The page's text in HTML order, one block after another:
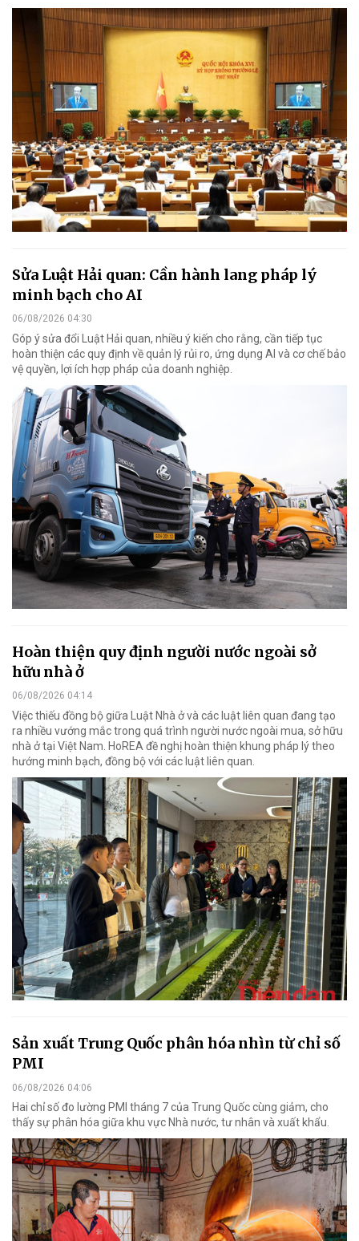
Sửa Luật Hải quan: Cần hành lang pháp lý
minh bạch cho AI
06/08/2026 04:30
Góp ý sửa đổi Luật Hải quan, nhiều ý kiến cho rằng, cần tiếp tục
hoàn thiện các quy định về quản lý rủi ro, ứng dụng AI và cơ chế bảo
vệ quyền, lợi ích hợp pháp của doanh nghiệp.
Hoàn thiện quy định người nước ngoài sở
hữu nhà ở
06/08/2026 04:14
Việc thiếu đồng bộ giữa Luật Nhà ở và các luật liên quan đang tạo
ra nhiều vướng mắc trong quá trình người nước ngoài mua, sở hữu
nhà ở tại Việt Nam. HoREA đề nghị hoàn thiện khung pháp lý theo
hướng minh bạch, đồng bộ với các luật liên quan.
Sản xuất Trung Quốc phân hóa nhìn từ chỉ số
PMI
06/08/2026 04:06
Hai chỉ số đo lường PMI tháng 7 của Trung Quốc cùng giảm, cho
thấy sự phân hóa giữa khu vực Nhà nước, tư nhân và xuất khẩu.